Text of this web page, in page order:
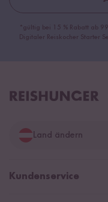
*gültig bei 15 % Rabatt ab
Digitaler Reiskocher Starter
Land ändern
Deutschland
Kundenservice